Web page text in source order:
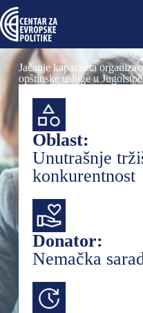
Jačanje kapaciteta
opštinske usluge u
Oblast:
Unutrašnje
konkurentnost
Donator:
Nemačka